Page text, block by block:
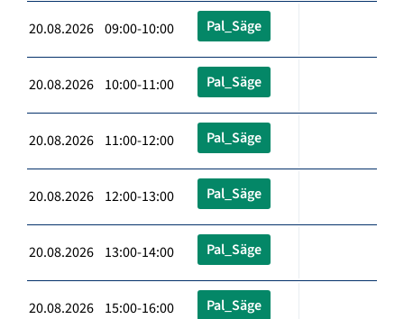
20.08.2026 09:00-10:00 Pal_Säge
20.08.2026 10:00-11:00 Pal_Säge
20.08.2026 11:00-12:00 Pal_Säge
20.08.2026 12:00-13:00 Pal_Säge
20.08.2026 13:00-14:00 Pal_Säge
20.08.2026 15:00-16:00 Pal_Säge